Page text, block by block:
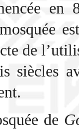
en
de
siècles
de